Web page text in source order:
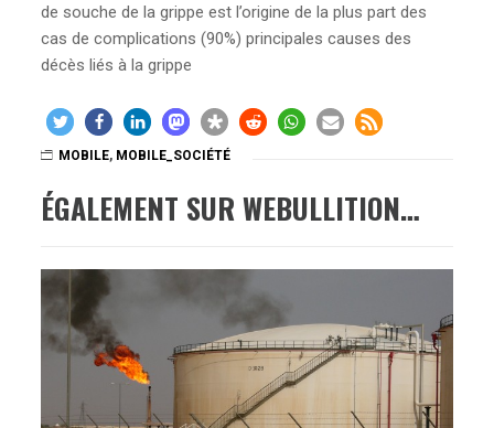
de souche de la grippe est l’origine de la plus part des
cas de complications (90%) principales causes des
décès liés à la grippe
MOBILE, MOBILE_SOCIÉTÉ
ÉGALEMENT SUR WEBULLITION…